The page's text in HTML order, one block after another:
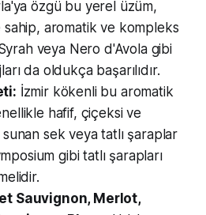
özgü bu yerel üzüm,
aromatik ve kompleks
Syrah veya Nero d'Avola gibi
da oldukça başarılıdır.
İzmir kökenli bu aromatik
hafif, çiçeksi ve
sek veya tatlı şaraplar
gibi tatlı şarapları
Sauvignon, Merlot,